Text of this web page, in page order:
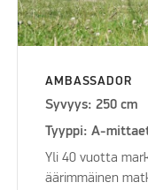
AMBASSADOR
Syvyys: 250 cm
Tyyppi: A-
Yli 40 vuotta
äärimmäinen